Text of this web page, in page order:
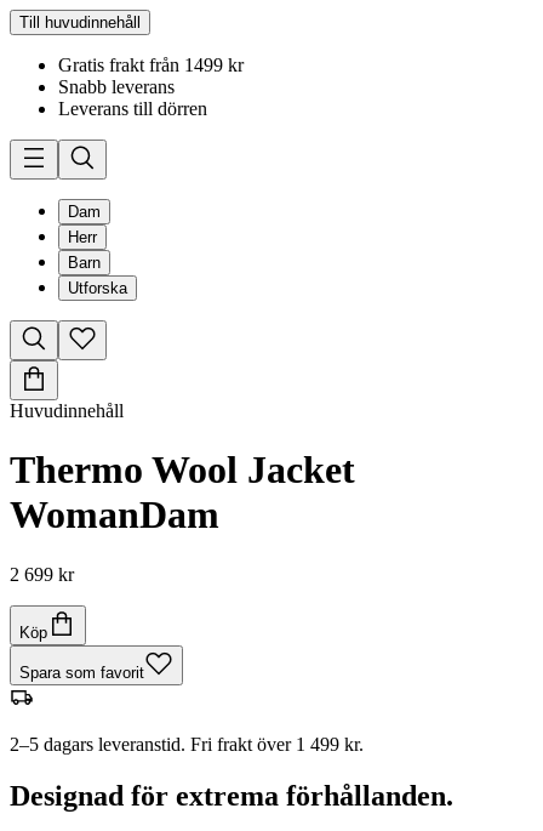
Till huvudinnehåll
Gratis frakt från 1499 kr
Snabb leverans
Leverans till dörren
Dam
Herr
Barn
Utforska
Huvudinnehåll
Thermo Wool Jacket
WomanDam
2 699 kr
Köp
Spara som favorit
2–5 dagars leveranstid. Fri frakt över 1 499 kr.
Designad för extrema förhållanden.